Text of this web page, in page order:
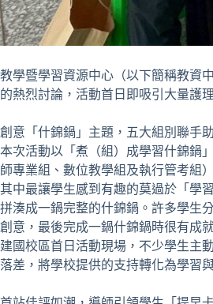
教學暨學習資源中心（以下簡稱教資
的熱烈討論，活動首日即吸引大量護
創意「什錦鍋」主題，五大組別聯手
本次活動以「煮（組）成學習什錦鍋
師專業組、數位教學組及執行管考組
其中最讓學生感到有趣的莫過於「學
拼湊成一鍋完整的什錦鍋。許多學生
創意，最後完成一鍋什錦鍋時很有成
建國校區首日活動現場，不少學生主
落差，將學校提供的支持轉化為學習